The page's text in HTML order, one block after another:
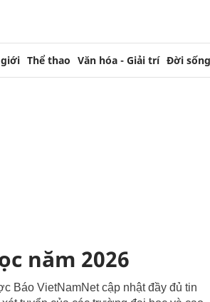
giới Thể thao Văn hóa - Giải trí Đời sống
năm 2026
Báo VietNamNet cập nhật đầy đủ tin